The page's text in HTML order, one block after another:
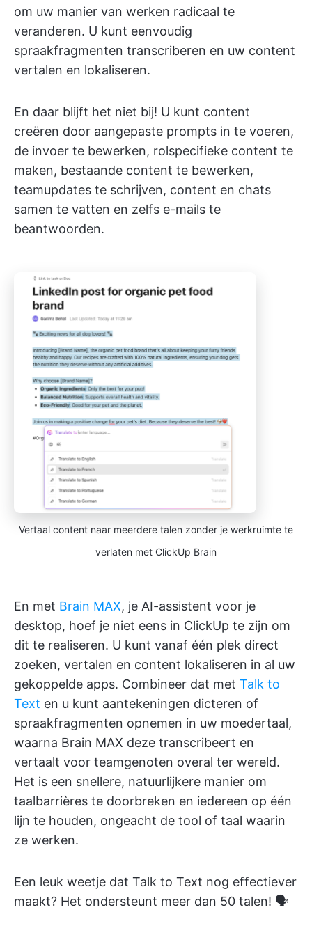
om uw manier van werken radicaal te
veranderen. U kunt eenvoudig
spraakfragmenten transcriberen en uw content
vertalen en lokaliseren.
En daar blijft het niet bij! U kunt content
creëren door aangepaste prompts in te voeren,
de invoer te bewerken, rolspecifieke content te
maken, bestaande content te bewerken,
teamupdates te schrijven, content en chats
samen te vatten en zelfs e-mails te
beantwoorden.
Vertaal content naar meerdere talen zonder je werkruimte te
verlaten met ClickUp Brain
En met Brain MAX, je AI-assistent voor je
desktop, hoef je niet eens in ClickUp te zijn om
dit te realiseren. U kunt vanaf één plek direct
zoeken, vertalen en content lokaliseren in al uw
gekoppelde apps. Combineer dat met Talk to
Text en u kunt aantekeningen dicteren of
spraakfragmenten opnemen in uw moedertaal,
waarna Brain MAX deze transcribeert en
vertaalt voor teamgenoten overal ter wereld.
Het is een snellere, natuurlijkere manier om
taalbarrières te doorbreken en iedereen op één
lijn te houden, ongeacht de tool of taal waarin
ze werken.
Een leuk weetje dat Talk to Text nog effectiever
maakt? Het ondersteunt meer dan 50 talen! 🗣️